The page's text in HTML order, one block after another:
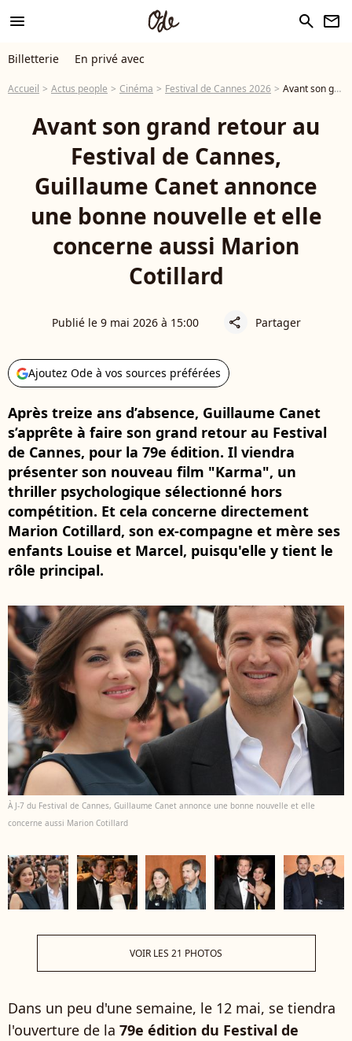
menu search newsletter
Billetterie En privé avec
Accueil Actus people Cinéma Festival de Cannes 2026 Avant son grand retour au Festival de Cannes, Guillaume Canet annonce une bonne nouvelle et elle concerne aussi Marion Cotillard
Avant son grand retour au
Festival de Cannes,
Guillaume Canet annonce
une bonne nouvelle et elle
concerne aussi Marion
Cotillard
Publié le 9 mai 2026 à 15:00 share Partager
Ajoutez Ode à vos sources préférées
Après treize ans d’absence, Guillaume Canet
s’apprête à faire son grand retour au Festival
de Cannes, pour la 79e édition. Il viendra
présenter son nouveau film "Karma", un
thriller psychologique sélectionné hors
compétition. Et cela concerne directement
Marion Cotillard, son ex-compagne et mère ses
enfants Louise et Marcel, puisqu'elle y tient le
rôle principal.
À J-7 du Festival de Cannes, Guillaume Canet annonce une bonne nouvelle et elle
concerne aussi Marion Cotillard
VOIR LES 21 PHOTOS
Dans un peu d'une semaine, le 12 mai, se tiendra
l'ouverture de la 79e édition du Festival de